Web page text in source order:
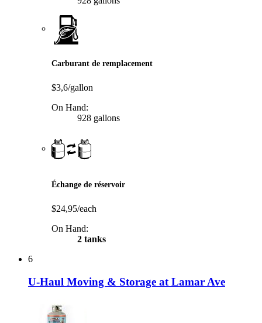
Carburant de remplacement
$3,6/gallon
On Hand:
928 gallons
Échange de réservoir
$24,95/each
On Hand:
2 tanks
6
U-Haul Moving & Storage at Lamar Ave